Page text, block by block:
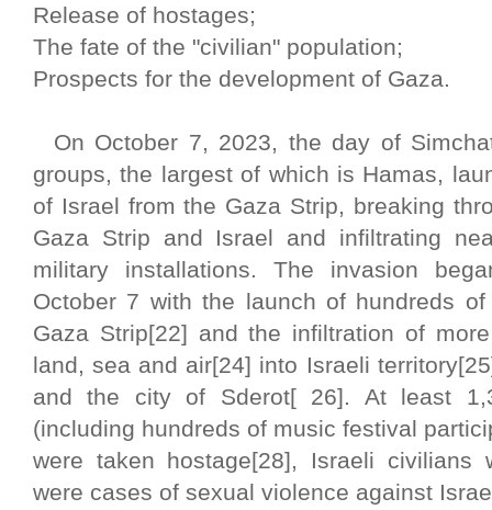
Release of hostages;
The fate of the "civilian" population;
Prospects for the development of Gaza.
On October 7, 2023, the day of
groups, the largest of which is Hamas,
of Israel from the Gaza Strip, breaking
Gaza Strip and Israel and infiltrating
military installations. The invasion
October 7 with the launch of hundreds
Gaza Strip[22] and the infiltration of
land, sea and air[24] into Israeli
and the city of Sderot[ 26]. At least
(including hundreds of music festival
were taken hostage[28], Israeli civilians
were cases of sexual violence against